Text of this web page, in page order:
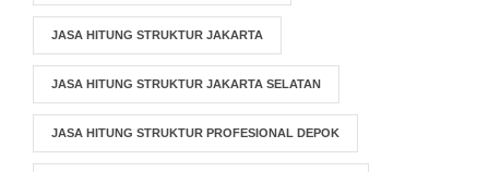
JASA HITUNG STRUKTUR JAKARTA
JASA HITUNG STRUKTUR JAKARTA SELATAN
JASA HITUNG STRUKTUR PROFESIONAL DEPOK